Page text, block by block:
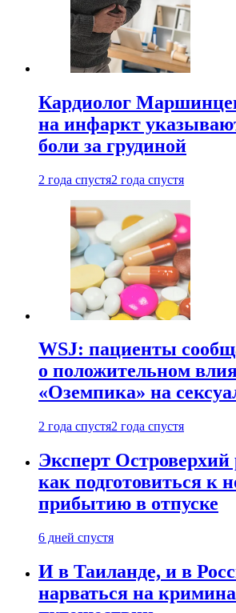
Кардиолог
на инфаркт
боли за грудиной
2 года спустя2 года спустя
WSJ: пациенты
о положительном
«Оземпика» на
2 года спустя2 года спустя
Эксперт Островерхий
как подготовиться к
прибытию в отпуске
6 дней спустя
И в Таиланде, и в
нарваться на